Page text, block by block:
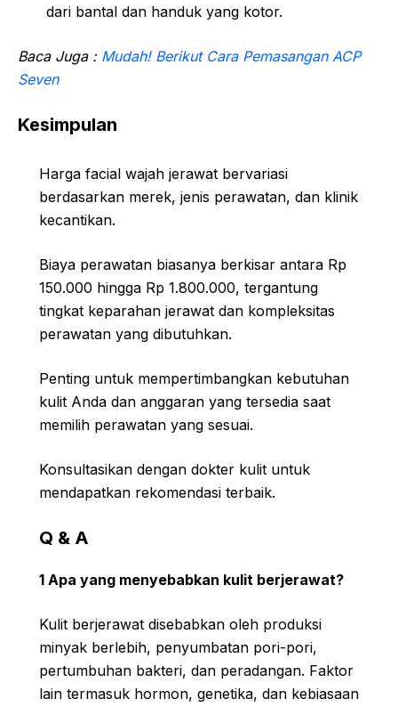
dari bantal dan handuk yang kotor.
Baca Juga : Mudah! Berikut Cara Pemasangan ACP
Seven
Kesimpulan
Harga facial wajah jerawat bervariasi
berdasarkan merek, jenis perawatan, dan klinik
kecantikan.
Biaya perawatan biasanya berkisar antara Rp
150.000 hingga Rp 1.800.000, tergantung
tingkat keparahan jerawat dan kompleksitas
perawatan yang dibutuhkan.
Penting untuk mempertimbangkan kebutuhan
kulit Anda dan anggaran yang tersedia saat
memilih perawatan yang sesuai.
Konsultasikan dengan dokter kulit untuk
mendapatkan rekomendasi terbaik.
Q & A
1 Apa yang menyebabkan kulit berjerawat?
Kulit berjerawat disebabkan oleh produksi
minyak berlebih, penyumbatan pori-pori,
pertumbuhan bakteri, dan peradangan. Faktor
lain termasuk hormon, genetika, dan kebiasaan